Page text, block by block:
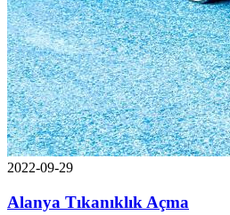
2022-09-29
Alanya Tıkanıklık Açma